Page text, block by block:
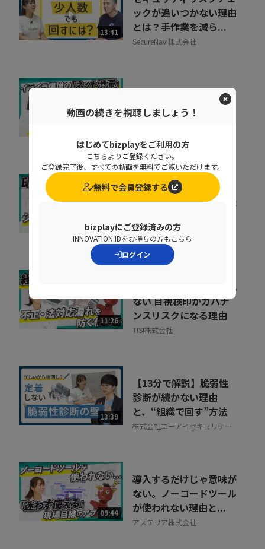
13:41
ックが追いつかない理由
とは？手作業を減ら...
SecureNavi株式会社
【回線遅延】社内クレー
ムを減らすか無くしたい
アティブ
06:51
ERP刷新の前に考えるべ
き「入口改善」。現場が
TISI株式会社
11:26
精算業務は人の目で守れ
ない 目視検印がガバナ
ンスリスクになる理由
TISI株式会社
13:39
【13分で解説】脆弱性
診断が続かない理由
と、“組織で回す”方法
株式会社エーアイセキュリティ
09:44
導入するだけじゃ意味が
ない。ノーコードツール
が使われない理由と...
アステリア株式会社
動画の続きを視聴しましょう！
はじめてbizplayをご利用の方
こちらよりご登録ください。
ご登録完了後、すべての動画を無料でご覧いただけます。
無料で会員登録する
bizplayにご登録済みの方
INNOVATION IDをお持ちの方もこちら
ログイン